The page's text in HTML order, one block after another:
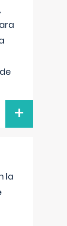
+
la